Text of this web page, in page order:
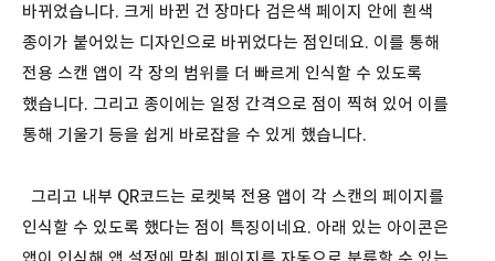
바뀌었습니다. 크게 바뀐 건 장마다 검은색 페이지 안에 흰색
종이가 붙어있는 디자인으로 바뀌었다는 점인데요. 이를 통해
전용 스캔 앱이 각 장의 범위를 더 빠르게 인식할 수 있도록
했습니다. 그리고 종이에는 일정 간격으로 점이 찍혀 있어 이를
통해 기울기 등을 쉽게 바로잡을 수 있게 했습니다.
그리고 내부 QR코드는 로켓북 전용 앱이 각 스캔의 페이지를
인식할 수 있도록 했다는 점이 특징이네요. 아래 있는 아이콘은